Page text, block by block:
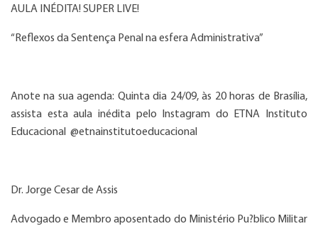
AULA INÉDITA! SUPER LIVE!
“Reflexos da Sentença Penal na esfera Administrativa”
Anote na sua agenda: Quinta dia 24/09, às 20 horas de Brasília,
assista esta aula inédita pelo Instagram do ETNA Instituto
Educacional @etnainstitutoeducacional
Dr. Jorge Cesar de Assis
Advogado e Membro aposentado do Ministério Pu?blico Militar